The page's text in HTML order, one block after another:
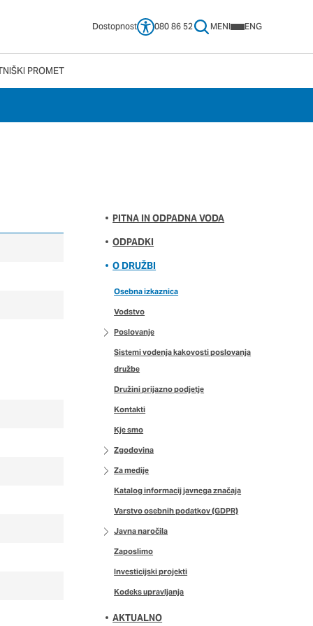
Dostopnost 080 86 52 MENI ENG
PROMET
PITNA IN ODPADNA VODA
ODPADKI
O DRUŽBI
Osebna izkaznica
Vodstvo
Poslovanje
Sistemi vodenja kakovosti poslovanja
družbe
Družini prijazno podjetje
Kontakti
Kje smo
Zgodovina
Za medije
Katalog informacij javnega značaja
Varstvo osebnih podatkov (GDPR)
Javna naročila
Zaposlimo
Investicijski projekti
Kodeks upravljanja
AKTUALNO
uporabniško
izklopiti. Običajno
nastavitev
blokira te piškotke ali
delovanja
in
zbirajo, so združeni
spletno mesto.
lahko uporabljajo za
na drugih spletnih
Če zavrnete uporabo